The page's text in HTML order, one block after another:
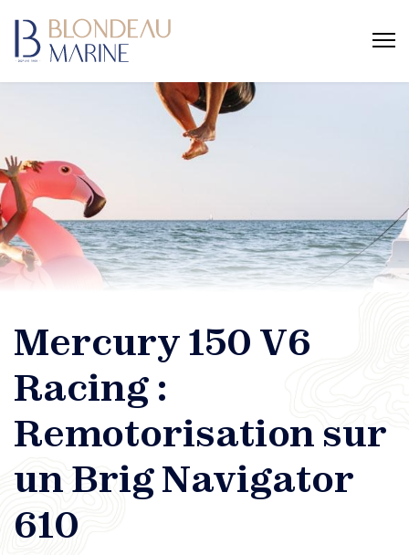
Mercury 150 V6
Racing :
Remotorisation sur
un Brig Navigator
610